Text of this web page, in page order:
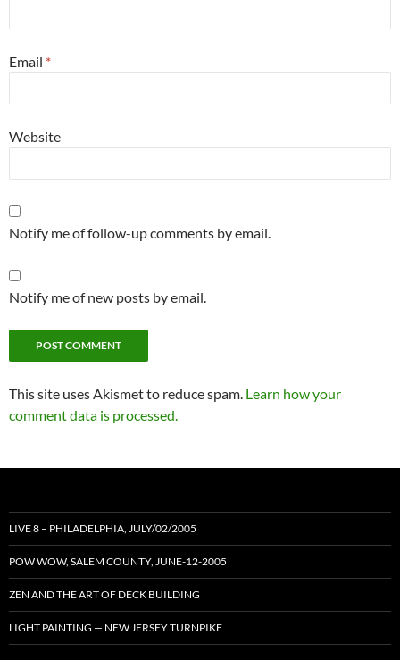
Email *
Website
Notify me of follow-up comments by email.
Notify me of new posts by email.
This site uses Akismet to reduce spam. Learn how your
comment data is processed.
LIVE 8 – PHILADELPHIA, JULY/02/2005
POW WOW, SALEM COUNTY, JUNE-12-2005
ZEN AND THE ART OF DECK BUILDING
LIGHT PAINTING — NEW JERSEY TURNPIKE